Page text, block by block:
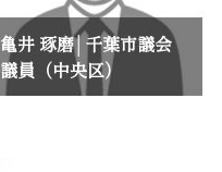
亀井 琢磨│千葉市議会
議員（中央区）